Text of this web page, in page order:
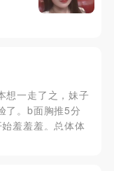
想一走了之，妹子
了。b面胸推5分
羞羞羞。总体体
惠点。听说+100